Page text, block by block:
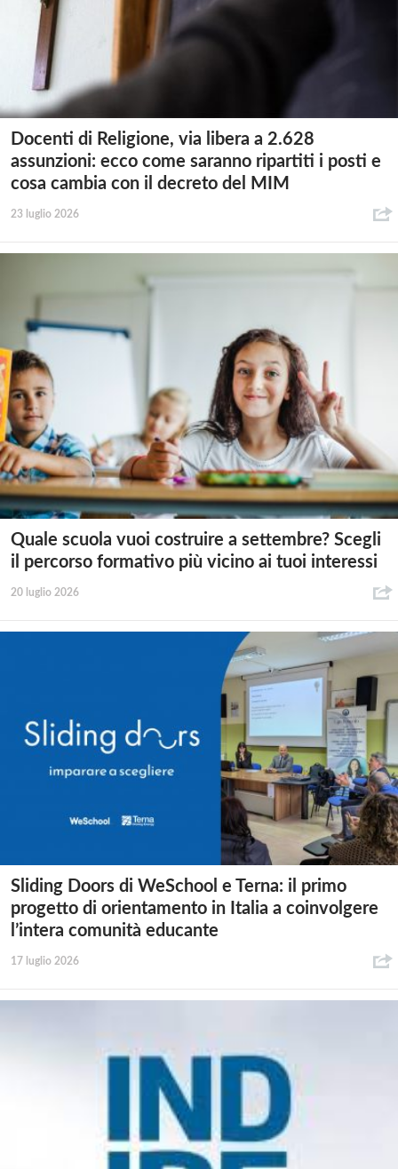
Docenti di Religione, via libera a 2.628
assunzioni: ecco come saranno ripartiti i posti e
cosa cambia con il decreto del MIM
23 luglio 2026
Quale scuola vuoi costruire a settembre? Scegli
il percorso formativo più vicino ai tuoi interessi
20 luglio 2026
Sliding Doors di WeSchool e Terna: il primo
progetto di orientamento in Italia a coinvolgere
l’intera comunità educante
17 luglio 2026